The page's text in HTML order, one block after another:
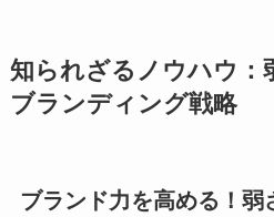
知られざるノウハウ：
ブランディング戦略
ブランド力を高める！弱